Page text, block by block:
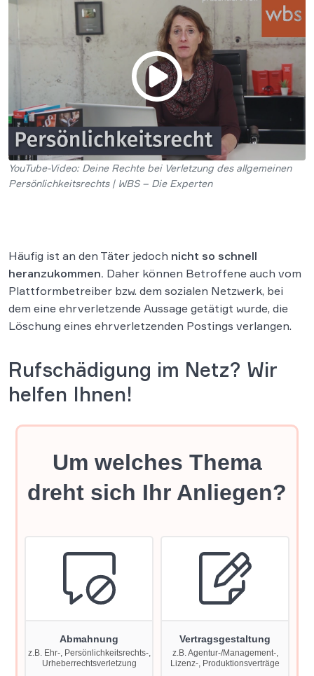
YouTube-Video: Deine Rechte bei Verletzung des allgemeinen
Persönlichkeitsrechts | WBS – Die Experten
Häufig ist an den Täter jedoch nicht so schnell
heranzukommen. Daher können Betroffene auch vom
Plattformbetreiber bzw. dem sozialen Netzwerk, bei
dem eine ehrverletzende Aussage getätigt wurde, die
Löschung eines ehrverletzenden Postings verlangen.
Rufschädigung im Netz? Wir
helfen Ihnen!